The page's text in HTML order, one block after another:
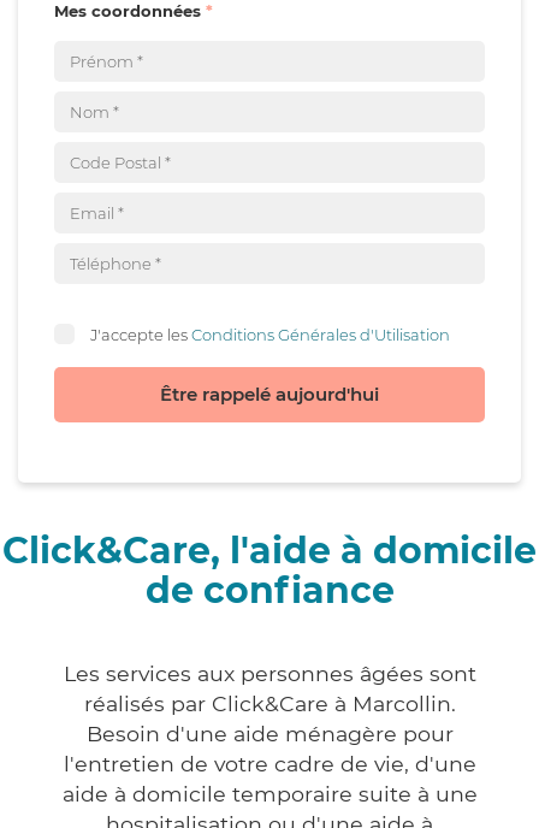
Mes coordonnées
J'accepte lesConditions Générales d'Utilisation
Être rappelé aujourd'hui
Click&Care, l'aide à domicile
de confiance
Les services aux personnes âgées sont
réalisés par Click&Care à Marcollin.
Besoin d'une aide ménagère pour
l'entretien de votre cadre de vie, d'une
aide à domicile temporaire suite à une